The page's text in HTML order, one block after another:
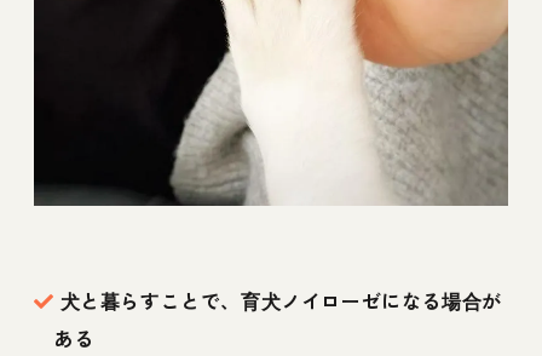
犬と暮らすことで、育犬ノイローゼになる場合が
ある